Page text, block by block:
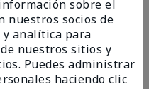
sobre el
nuestros socios de
y analítica para
nuestros sitios y
Puedes administrar
haciendo clic